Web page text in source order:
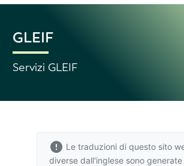
GLEIF
Servizi GLEIF
Le traduzioni di questo sito
diverse dall'inglese sono generate